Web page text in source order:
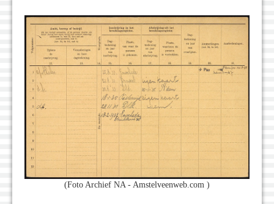
(Foto Archief NA - Amstelveenweb.com )